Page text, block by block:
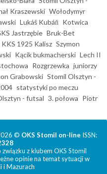
Kraszewski Wołodymyr
Lukáš Kubáň Kotwica
Jastrzębie Bruk-Bet
KKS 1925 Kalisz Szymon
Kącik bukmacherski Lech II
Rozgrzewka juniorzy
Grabowski Stomil Olsztyn -
statystyki po meczu
- futsal 3. połowa Piotr
© OKS Stomil on-line ISSN:
z klubem OKS Stomil
opinie na temat sytuacji w
i Mazurach